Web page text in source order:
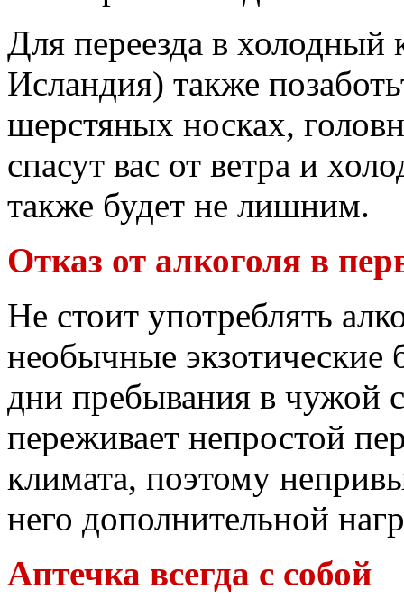
Для переезда в
Исландия) также
шерстяных носках,
спасут вас от ветра и
также будет не лишним.
Отказ от алкоголя в
Не стоит употреблять
необычные
дни пребывания в чужой
переживает непростой
климата, поэтому
него дополнительной
Аптечка всегда с собой